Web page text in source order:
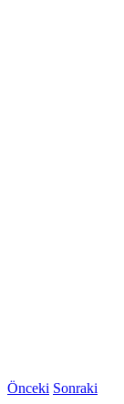
Önceki Sonraki